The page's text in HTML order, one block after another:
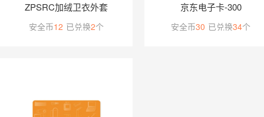
ZPSRC加绒卫衣外套
安全币12 已兑换2个
京东电子卡-300
安全币30 已兑换34个